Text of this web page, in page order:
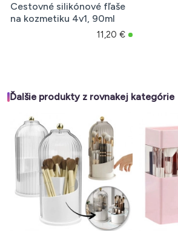
Cestovné silikónové fľaše
na kozmetiku 4v1, 90ml
11,20 €
Ďalšie produkty z rovnakej kategórie